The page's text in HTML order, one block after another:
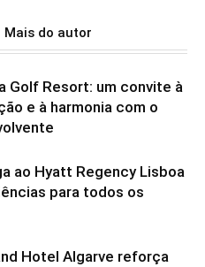
Mais do autor
Golf Resort: um convite à
e à harmonia com o
ao Hyatt Regency Lisboa
para todos os
Hotel Algarve reforça